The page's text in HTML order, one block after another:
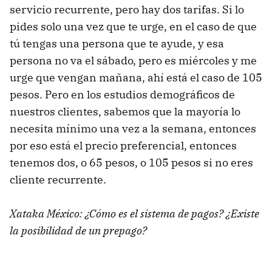
servicio recurrente, pero hay dos tarifas. Si lo
pides solo una vez que te urge, en el caso de que
tú tengas una persona que te ayude, y esa
persona no va el sábado, pero es miércoles y me
urge que vengan mañana, ahí está el caso de 105
pesos. Pero en los estudios demográficos de
nuestros clientes, sabemos que la mayoría lo
necesita mínimo una vez a la semana, entonces
por eso está el precio preferencial, entonces
tenemos dos, o 65 pesos, o 105 pesos si no eres
cliente recurrente.
Xataka México: ¿Cómo es el sistema de pagos? ¿Existe
la posibilidad de un prepago?